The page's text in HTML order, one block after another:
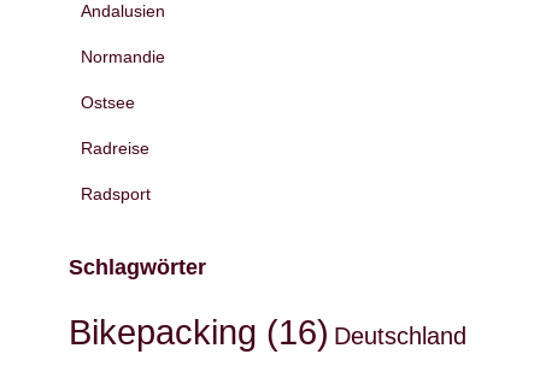
Andalusien
Normandie
Ostsee
Radreise
Radsport
Schlagwörter
Bikepacking (16) Deutschland